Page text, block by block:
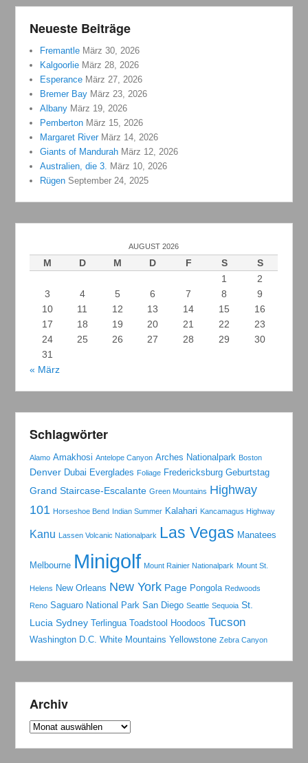
Neueste Beiträge
Fremantle März 30, 2026
Kalgoorlie März 28, 2026
Esperance März 27, 2026
Bremer Bay März 23, 2026
Albany März 19, 2026
Pemberton März 15, 2026
Margaret River März 14, 2026
Giants of Mandurah März 12, 2026
Australien, die 3. März 10, 2026
Rügen September 24, 2025
AUGUST 2026
M D M D F S
S
1
2
3
4 5 6 7 8
9
10
11 12 13 14 15
16
17
18 19 20 21 22
23
24
25 26 27 28 29
30
31
« März
Schlagwörter
Alamo Amakhosi Antelope Canyon Arches Nationalpark Boston
Denver Dubai Everglades Foliage Fredericksburg Geburtstag
Grand Staircase-Escalante Green Mountains Highway
101 Horseshoe Bend Indian Summer Kalahari Kancamagus Highway
Kanu Lassen Volcanic Nationalpark Las Vegas Manatees
Melbourne Minigolf Mount Rainier Nationalpark Mount St.
Helens New Orleans New York Page Pongola Redwoods
Reno Saguaro National Park San Diego Seattle Sequoia St.
Lucia Sydney Terlingua Toadstool Hoodoos Tucson
Washington D.C. White Mountains Yellowstone Zebra Canyon
Archiv
Archiv